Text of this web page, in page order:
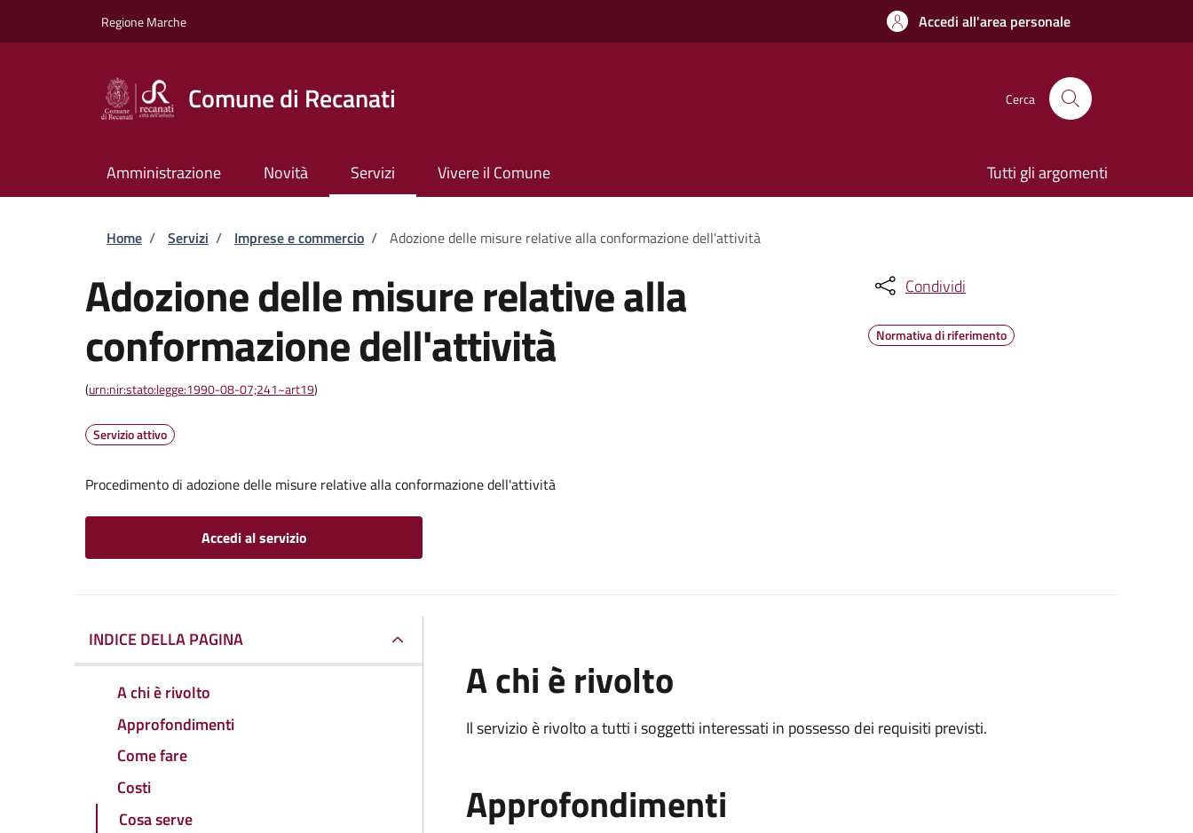
Regione Marche Accedi all'area personale
Comune di Recanati Cerca
Amministrazione Novità Servizi Vivere il Comune Tutti gli argomenti
Briciole di pane
Home / Servizi / Imprese e commercio / Adozione delle misure relative alla conformazione dell'attività
Adozione delle misure relative alla
conformazione dell'attività
(urn:nir:stato:legge:1990-08-07;241~art19)
Servizio attivo
Procedimento di adozione delle misure relative alla conformazione dell'attività
Accedi al servizio
Condividi
Normativa di riferimento
INDICE DELLA PAGINA
A chi è rivolto
Approfondimenti
Come fare
Costi
Cosa serve
A chi è rivolto
Il servizio è rivolto a tutti i soggetti interessati in possesso dei requisiti previsti.
Approfondimenti